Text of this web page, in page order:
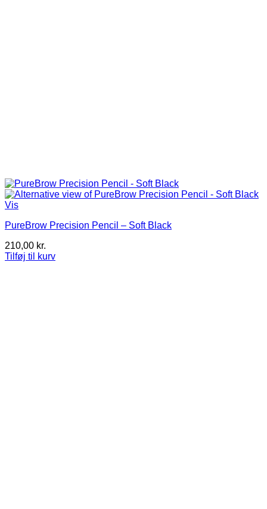
Vis
PureBrow Precision Pencil – Soft Black
210,00 kr.
Tilføj til kurv